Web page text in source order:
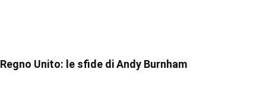
Regno Unito: le sfide di Andy Burnham